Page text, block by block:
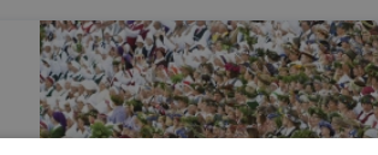
tepat Tallinā vai sasēdināt mašīnā
Lietuvas piekrastes pilsētiņas. Ja
visiem šā žurnāla lappusēs ietvertajiem
būtu jāņem atvaļinājums uz
Vispār tā nav slikta doma…